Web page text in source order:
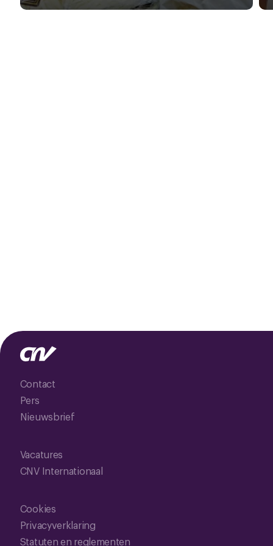
Contact
Pers
Nieuwsbrief
Vacatures
CNV Internationaal
Cookies
Privacyverklaring
Statuten en reglementen